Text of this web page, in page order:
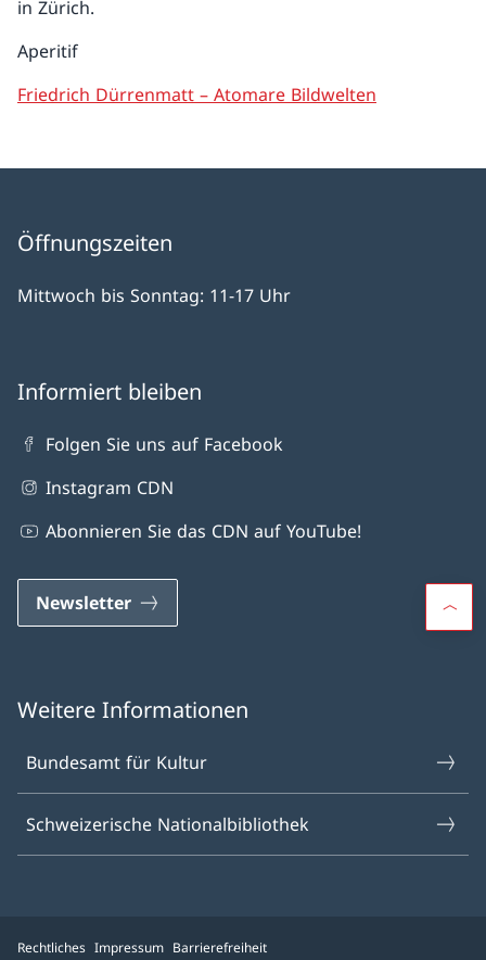
in Zürich.
Aperitif
Friedrich Dürrenmatt – Atomare Bildwelten
Öffnungszeiten
Mittwoch bis Sonntag: 11-17 Uhr
Informiert bleiben
Folgen Sie uns auf Facebook
Instagram CDN
Abonnieren Sie das CDN auf YouTube!
Newsletter
Weitere Informationen
Bundesamt für Kultur
Schweizerische Nationalbibliothek
Rechtliches Impressum Barrierefreiheit